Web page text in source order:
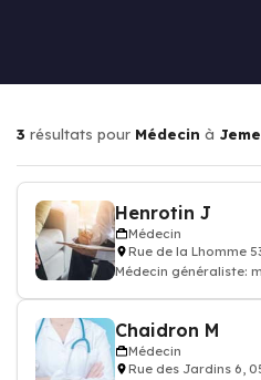
3 résultats pour Médecin à
Henrotin J
Médecin
Rue de la Lhomme
Médecin généraliste:
Chaidron M
Médecin
Rue des Jardins 6,